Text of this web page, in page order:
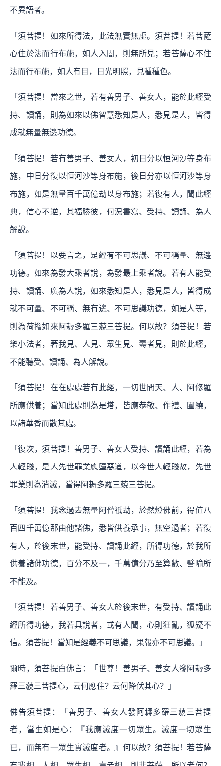
不異語者。
「須菩提！如來所得法，此法無實無虛。須菩提！若菩薩
心住於法而行布施，如人入闇，則無所見；若菩薩心不住
法而行布施，如人有目，日光明照，見種種色。
「須菩提！當來之世，若有善男子、善女人，能於此經受
持、讀誦，則為如來以佛智慧悉知是人，悉見是人，皆得
成就無量無邊功德。
「須菩提！若有善男子、善女人，初日分以恒河沙等身布
施，中日分復以恒河沙等身布施，後日分亦以恒河沙等身
布施，如是無量百千萬億劫以身布施；若復有人，聞此經
典，信心不逆，其福勝彼，何況書寫、受持、讀誦、為人
解說。
「須菩提！以要言之，是經有不可思議、不可稱量、無邊
功德。如來為發大乘者說，為發最上乘者說。若有人能受
持、讀誦、廣為人說，如來悉知是人，悉見是人，皆得成
就不可量、不可稱、無有邊、不可思議功德，如是人等，
則為荷擔如來阿耨多羅三藐三菩提。何以故？須菩提！若
樂小法者，著我見、人見、眾生見、壽者見，則於此經，
不能聽受、讀誦、為人解說。
「須菩提！在在處處若有此經，一切世間天、人、阿修羅
所應供養；當知此處則為是塔，皆應恭敬、作禮、圍繞，
以諸華香而散其處。
「復次，須菩提！善男子、善女人受持、讀誦此經，若為
人輕賤，是人先世罪業應墮惡道，以今世人輕賤故，先世
罪業則為消滅，當得阿耨多羅三藐三菩提。
「須菩提！我念過去無量阿僧祇劫，於然燈佛前，得值八
百四千萬億那由他諸佛，悉皆供養承事，無空過者；若復
有人，於後末世，能受持、讀誦此經，所得功德，於我所
供養諸佛功德，百分不及一，千萬億分乃至算數、譬喻所
不能及。
「須菩提！若善男子、善女人於後末世，有受持、讀誦此
經所得功德，我若具說者，或有人聞，心則狂亂，狐疑不
信。須菩提！當知是經義不可思議，果報亦不可思議。」
爾時，須菩提白佛言：「世尊！善男子、善女人發阿耨多
羅三藐三菩提心，云何應住？云何降伏其心？」
佛告須菩提：「善男子、善女人發阿耨多羅三藐三菩提
者，當生如是心：『我應滅度一切眾生。滅度一切眾生
已，而無有一眾生實滅度者。』何以故？須菩提！若菩薩